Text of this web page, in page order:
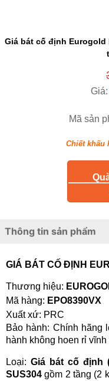
Giá bát cố định Eurogold
Giá:
Mã sản
Chiết khấu
Thông tin sản phẩm
GIÁ BÁT CỐ ĐỊNH
Thương hiệu:
Mã hàng: EPO8390VX
Xuất xứ: PRC
Bảo hành: Chính hãng
hành không hoen rỉ vĩnh
Loại: Giá bát cố định
SUS304gồm 2 tầng (2